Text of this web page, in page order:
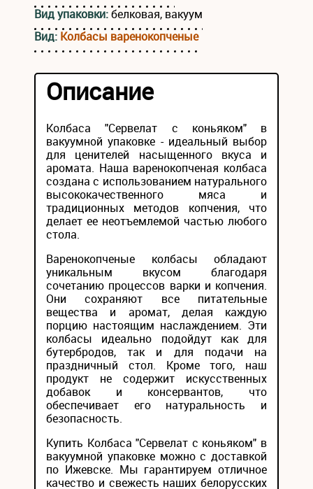
Вид упаковки:белковая, вакуум
Вид: Колбасы варенокопченые
Описание
Колбаса "Сервелат с коньяком" в
вакуумной упаковке - идеальный выбор
для ценителей насыщенного вкуса и
аромата. Наша варенокопченая колбаса
создана с использованием натурального
высококачественного мяса и
традиционных методов копчения, что
делает ее неотъемлемой частью любого
стола.
Варенокопченые колбасы обладают
уникальным вкусом благодаря
сочетанию процессов варки и копчения.
Они сохраняют все питательные
вещества и аромат, делая каждую
порцию настоящим наслаждением. Эти
колбасы идеально подойдут как для
бутербродов, так и для подачи на
праздничный стол. Кроме того, наш
продукт не содержит искусственных
добавок и консервантов, что
обеспечивает его натуральность и
безопасность.
Купить Колбаса "Сервелат с коньяком" в
вакуумной упаковке можно с доставкой
по Ижевске. Мы гарантируем отличное
качество и свежесть наших белорусских